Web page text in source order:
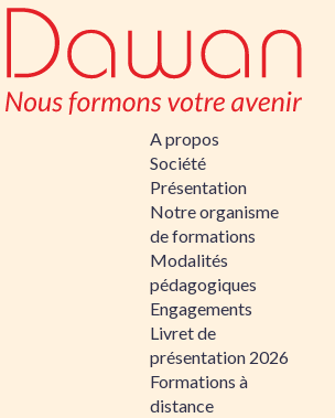
A propos
Société
Présentation
Notre organisme
de formations
Modalités
pédagogiques
Engagements
Livret de
présentation 2026
Formations à
distance